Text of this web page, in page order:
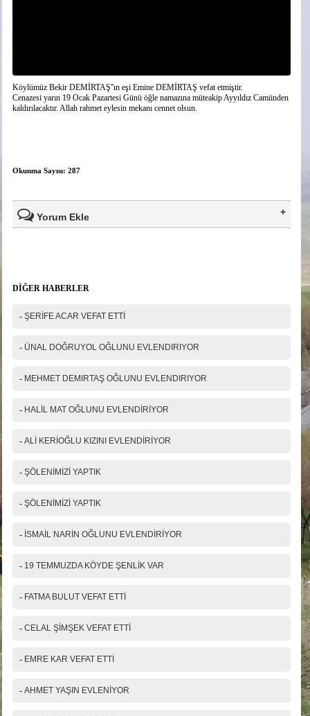
Köylümüz Bekir DEMİRTAŞ''ın eşi Emine DEMİRTAŞ vefat etmiştir.
Cenazesi yarın 19 Ocak Pazartesi Günü öğle namazına müteakip Ayyıldız Camiinden
kaldırılacaktır. Allah rahmet eylesin mekanı cennet olsun.
Okunma Sayısı: 287
Yorum Ekle
Mesajınız(*)
IP Adresiniz
216.73.217.50
DİĞER HABERLER
- ŞERİFE ACAR VEFAT ETTİ
- ÜNAL DOĞRUYOL OĞLUNU EVLENDIRIYOR
- MEHMET DEMIRTAŞ OĞLUNU EVLENDIRIYOR
- HALİL MAT OĞLUNU EVLENDİRİYOR
- ALİ KERİOĞLU KIZINI EVLENDİRİYOR
- ŞÖLENİMİZİ YAPTIK
- ŞÖLENİMİZİ YAPTIK
- İSMAİL NARİN OĞLUNU EVLENDİRİYOR
- 19 TEMMUZDA KÖYDE ŞENLİK VAR
- FATMA BULUT VEFAT ETTİ
- CELAL ŞİMŞEK VEFAT ETTİ
- EMRE KAR VEFAT ETTİ
- AHMET YAŞIN EVLENİYOR